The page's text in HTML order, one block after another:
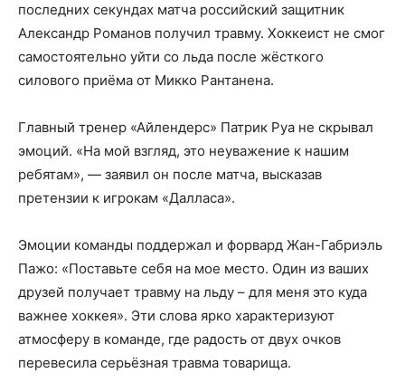
последних секундах матча российский защитник
Александр Романов получил травму. Хоккеист не смог
самостоятельно уйти со льда после жёсткого
силового приёма от Микко Рантанена.
Главный тренер «Айлендерс» Патрик Руа не скрывал
эмоций. «На мой взгляд, это неуважение к нашим
ребятам», — заявил он после матча, высказав
претензии к игрокам «Далласа».
Эмоции команды поддержал и форвард Жан-Габриэль
Пажо: «Поставьте себя на мое место. Один из ваших
друзей получает травму на льду – для меня это куда
важнее хоккея». Эти слова ярко характеризуют
атмосферу в команде, где радость от двух очков
перевесила серьёзная травма товарища.